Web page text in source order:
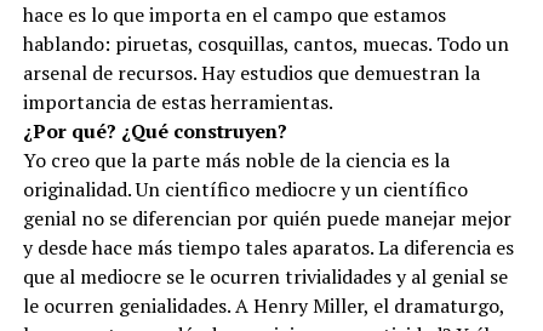
hace es lo que importa en el campo que estamos
hablando: piruetas, cosquillas, cantos, muecas. Todo un
arsenal de recursos. Hay estudios que demuestran la
importancia de estas herramientas.
¿Por qué? ¿Qué construyen?
Yo creo que la parte más noble de la ciencia es la
originalidad. Un científico mediocre y un científico
genial no se diferencian por quién puede manejar mejor
y desde hace más tiempo tales aparatos. La diferencia es
que al mediocre se le ocurren trivialidades y al genial se
le ocurren genialidades. A Henry Miller, el dramaturgo,